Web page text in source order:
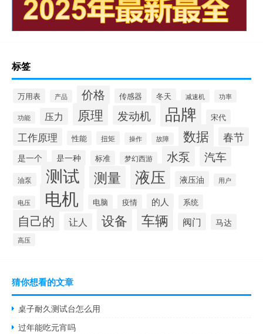
标签
万用表 产品 价格 传感器 冬天 减速机 功率
功能 压力 原理 发动机 品牌 宋代
工作原理 性能 扭矩 操作 故障 数据 春节
是一个 是一种 标准 梦幻西游 水泵 汽车
油泵 测试 测量 液压 液压油 用户
电压 电机 电脑 疫情 的人 系统
自己的 让人 设备 车辆 阀门 马达
高压
猜你想看的文章
桌子耐久测试台怎么用
过年能吃元宵吗